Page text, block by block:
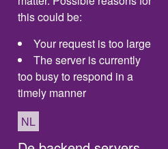
this could be:
Your request is too large
The server is currently
too busy to respond in a
timely manner
NL